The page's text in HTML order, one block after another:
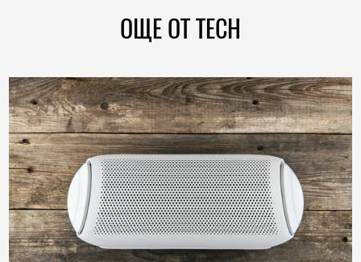
ОЩЕ ОТ TECH